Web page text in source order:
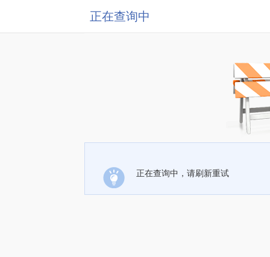
正在查询中
正在查询中，请刷新重试